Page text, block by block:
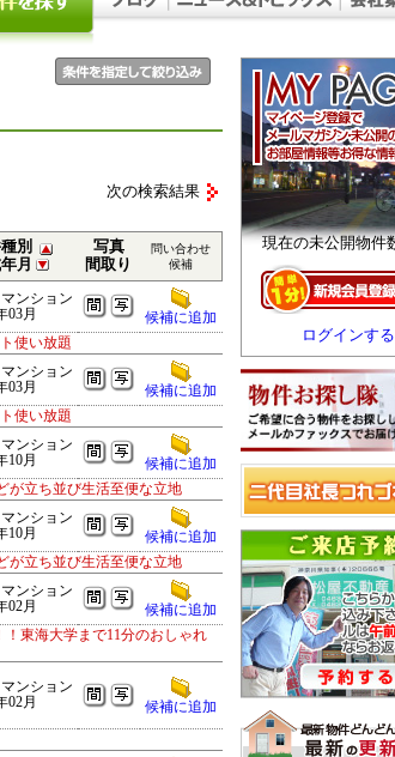
現在の未公開物件
ログインする
次の検索結果
別
月
写真
間取り
問い合わせ
候補
ンション
03月
候補に追加
使い放題
ンション
03月
候補に追加
使い放題
ンション
10月
候補に追加
が立ち並び生活至便な立地
ンション
10月
候補に追加
が立ち並び生活至便な立地
ンション
02月
候補に追加
東海大学まで11分のおしゃれ
ンション
02月
候補に追加